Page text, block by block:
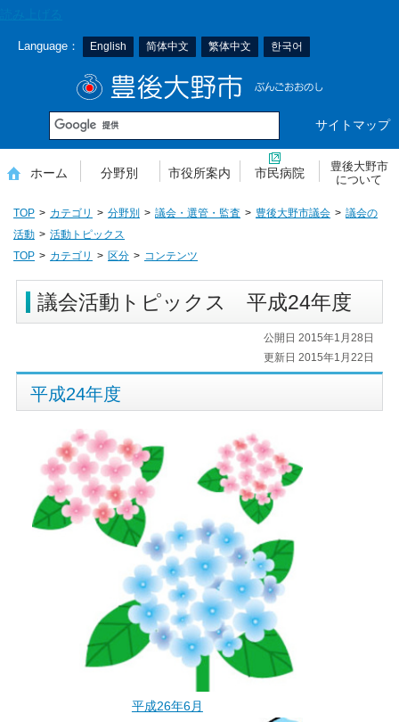
Language： English 简体中文 繁体中文 한국어
サイトマップ
ホーム 分野別 市役所案内 市民病院
豊後大野市
について
TOP カテゴリ 分野別 議会・選管・監査 豊後大野市議会
議会の
活動
活動トピックス
TOP
カテゴリ 区分 コンテンツ
議会活動トピックス 平成24年度
公開日 2015年1月28日
更新日 2015年1月22日
平成24年度
平成26年6月